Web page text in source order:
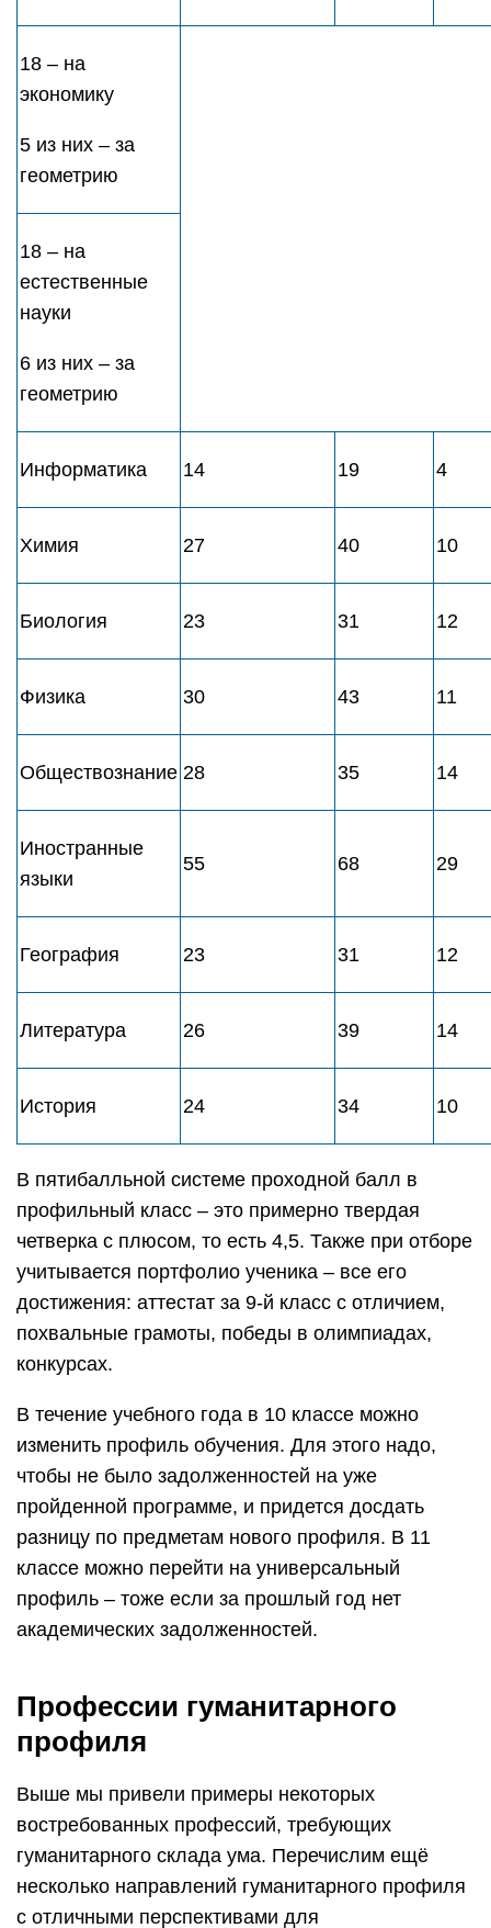
18 – на
экономику
5 из них – за
геометрию
18 – на
естественные
науки
6 из них – за
геометрию
Информатика 14 19 4
Химия 27 40 10
Биология 23 31 12
Физика 30 43 11
Обществознание 28 35 14
Иностранные
языки
55 68 29
География 23 31 12
Литература 26 39 14
История 24 34 10
В пятибалльной системе проходной балл в
профильный класс – это примерно твердая
четверка с плюсом, то есть 4,5. Также при отборе
учитывается портфолио ученика – все его
достижения: аттестат за 9-й класс с отличием,
похвальные грамоты, победы в олимпиадах,
конкурсах.
В течение учебного года в 10 классе можно
изменить профиль обучения. Для этого надо,
чтобы не было задолженностей на уже
пройденной программе, и придется досдать
разницу по предметам нового профиля. В 11
классе можно перейти на универсальный
профиль – тоже если за прошлый год нет
академических задолженностей.
Профессии гуманитарного
профиля
Выше мы привели примеры некоторых
востребованных профессий, требующих
гуманитарного склада ума. Перечислим ещё
несколько направлений гуманитарного профиля
с отличными перспективами для